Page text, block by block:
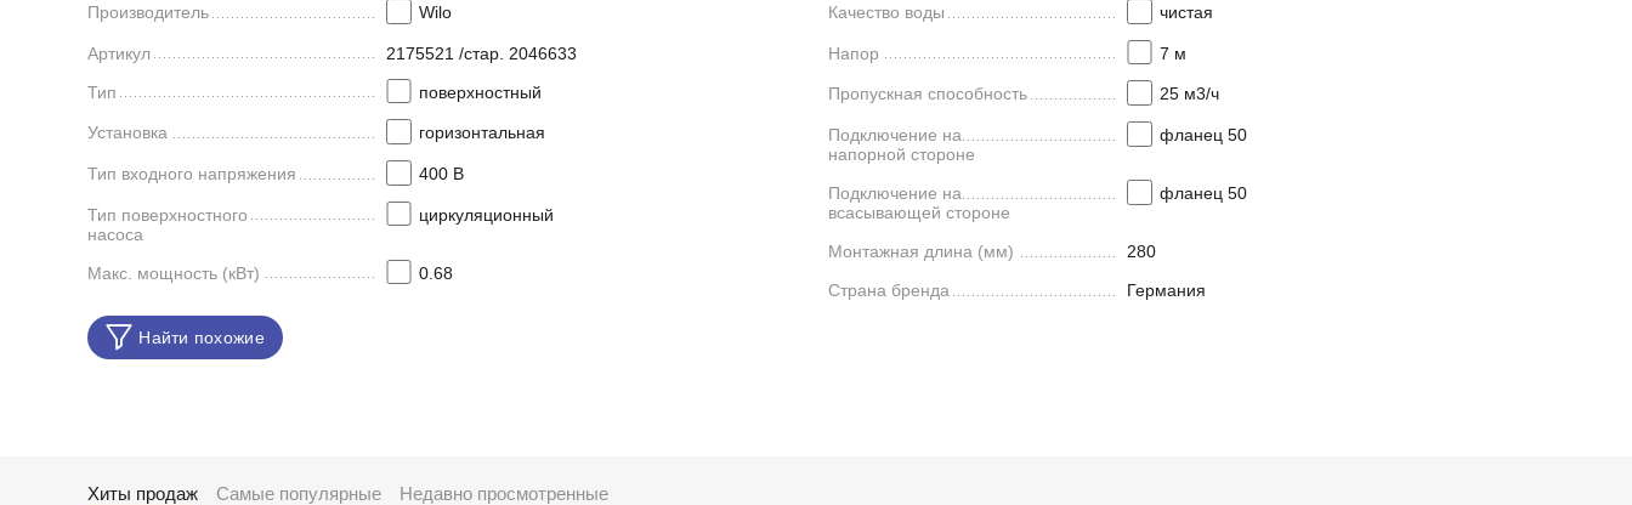
Производитель Wilo
Артикул
2175521 /стар. 2046633
Тип
поверхностный
Установка горизонтальная
Тип входного напряжения 400 В
Тип поверхностного
насоса
циркуляционный
Макс. мощность (кВт) 0.68
Качество воды чистая
Напор 7 м
Пропускная способность 25 м3/ч
Подключение на
напорной стороне
фланец 50
Подключение на
всасывающей стороне
фланец 50
Монтажная длина (мм)
280
Страна бренда
Германия
Найти похожие
Хиты продаж Самые популярные Недавно просмотренные